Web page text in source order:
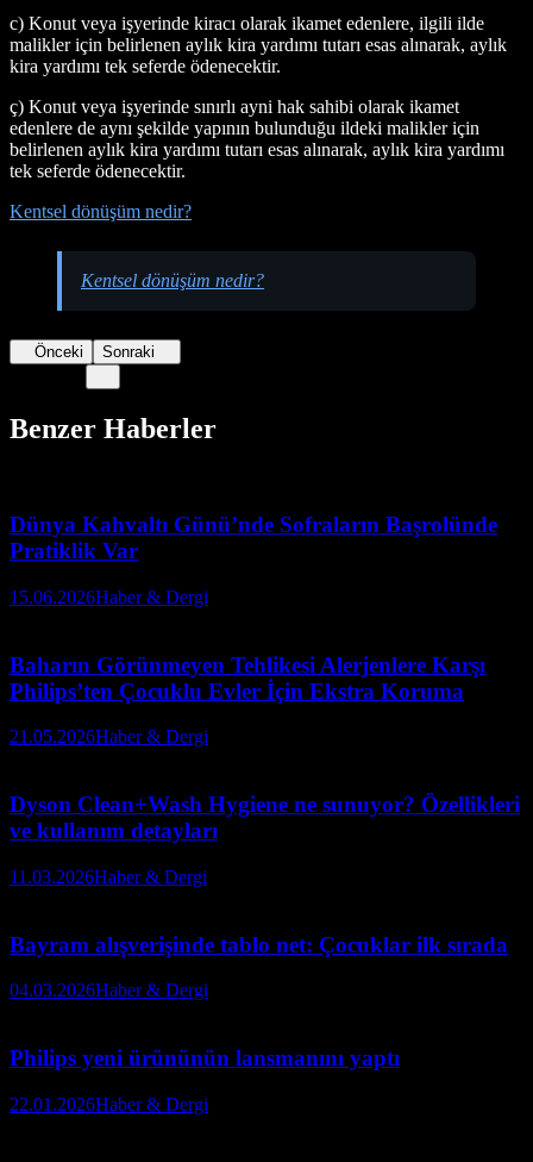
c) Konut veya işyerinde kiracı olarak ikamet edenlere, ilgili ilde
malikler için belirlenen aylık kira yardımı tutarı esas alınarak, aylık
kira yardımı tek seferde ödenecektir.
ç) Konut veya işyerinde sınırlı ayni hak sahibi olarak ikamet
edenlere de aynı şekilde yapının bulunduğu ildeki malikler için
belirlenen aylık kira yardımı tutarı esas alınarak, aylık kira yardımı
tek seferde ödenecektir.
Kentsel dönüşüm nedir?
Kentsel dönüşüm nedir?
Önceki Sonraki
Benzer Haberler
Dünya Kahvaltı Günü’nde Sofraların Başrolünde
Pratiklik Var
15.06.2026Haber & Dergi
Baharın Görünmeyen Tehlikesi Alerjenlere Karşı
Philips’ten Çocuklu Evler İçin Ekstra Koruma
21.05.2026Haber & Dergi
Dyson Clean+Wash Hygiene ne sunuyor? Özellikleri
ve kullanım detayları
11.03.2026Haber & Dergi
Bayram alışverişinde tablo net: Çocuklar ilk sırada
04.03.2026Haber & Dergi
Philips yeni ürününün lansmanını yaptı
22.01.2026Haber & Dergi